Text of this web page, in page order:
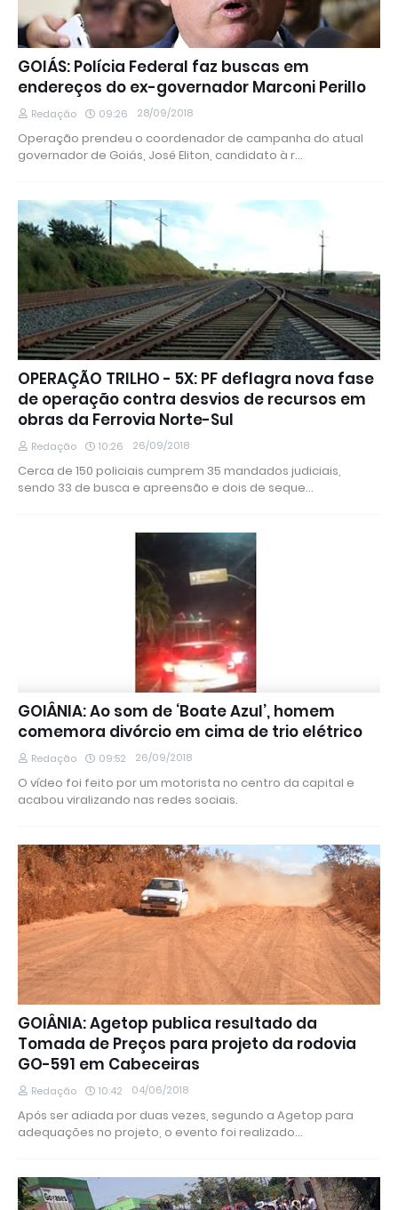
GOIÁS: Polícia Federal faz buscas em
endereços do ex-governador Marconi Perillo
Redação 09:26 28/09/2018
Operação prendeu o coordenador de campanha do atual
governador de Goiás, José Eliton, candidato à r…
OPERAÇÃO TRILHO - 5X: PF deflagra nova fase
de operação contra desvios de recursos em
obras da Ferrovia Norte-Sul
Redação 10:26 26/09/2018
Cerca de 150 policiais cumprem 35 mandados judiciais,
sendo 33 de busca e apreensão e dois de seque…
GOIÂNIA: Ao som de ‘Boate Azul’, homem
comemora divórcio em cima de trio elétrico
Redação 09:52 26/09/2018
O vídeo foi feito por um motorista no centro da capital e
acabou viralizando nas redes sociais.
GOIÂNIA: Agetop publica resultado da
Tomada de Preços para projeto da rodovia
GO-591 em Cabeceiras
Redação 10:42 04/06/2018
Após ser adiada por duas vezes, segundo a Agetop para
adequações no projeto, o evento foi realizado…